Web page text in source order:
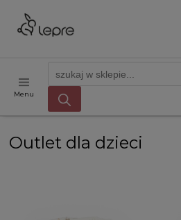
Menu
Outlet dla dzieci